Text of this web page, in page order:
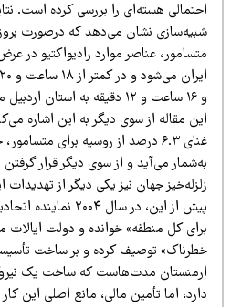
هسته‌ای را بررسی کرده است. نتایج
نشان می‌دهد که درصورت بروز یک
ایران
مقاله از سوی دیگر به این اشاره می‌کند که
غنای ۶.۳ درصد از روسیه برای متسامور،
می‌آید و از سوی دیگر قرار گرفتن روی
جهان نیز یکی دیگر از تهدیدات این
پیش از این، در سال ۲۰۰۴
کل منطقه» خوانده و دولت ایالات
توصیف کرده و بر ساخت تأسیسات
مدت‌هاست که ساخت یک نیروگاه
اما تأمین مالی، مانع اصلی این کار